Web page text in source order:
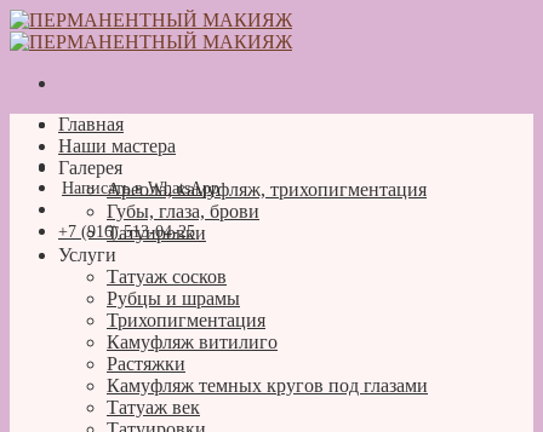
Skip
to
Написать в WhatsApp
+7 (916) 513-04-25
Главная
Наши мастера
Галерея
Ареола, камуфляж, трихопигментация
Губы, глаза, брови
Татуировки
Услуги
Татуаж сосков
Рубцы и шрамы
Трихопигментация
Камуфляж витилиго
Растяжки
Камуфляж темных кругов под глазами
Татуаж век